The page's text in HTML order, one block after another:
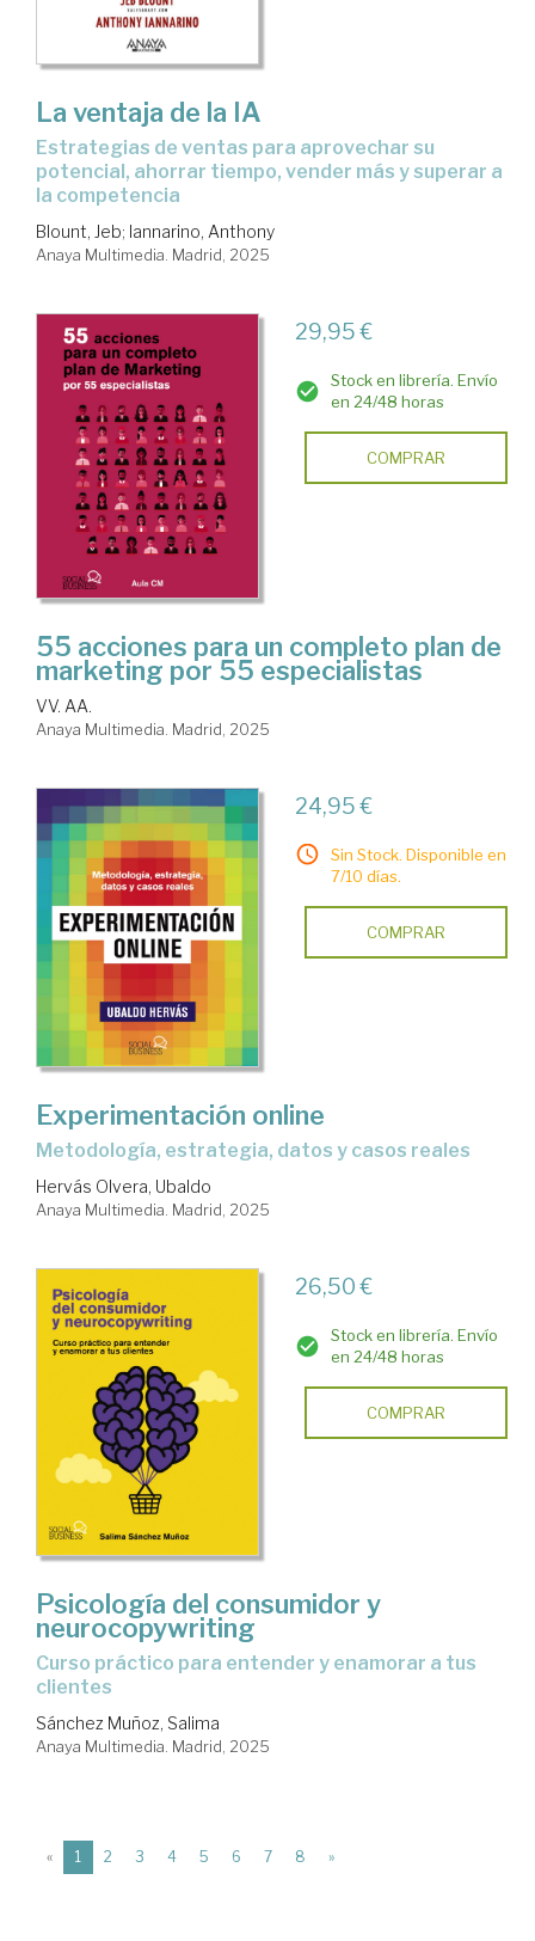
La ventaja de la IA
Estrategias de ventas para aprovechar su
potencial, ahorrar tiempo, vender más y superar a
la competencia
Blount, Jeb; Iannarino, Anthony
Anaya Multimedia. Madrid, 2025
29,95 €
Stock en librería. Envío
en 24/48 horas
COMPRAR
55 acciones para un completo plan de
marketing por 55 especialistas
VV. AA.
Anaya Multimedia. Madrid, 2025
24,95 €
Sin Stock. Disponible en
7/10 días.
COMPRAR
Experimentación online
Metodología, estrategia, datos y casos reales
Hervás Olvera, Ubaldo
Anaya Multimedia. Madrid, 2025
26,50 €
Stock en librería. Envío
en 24/48 horas
COMPRAR
Psicología del consumidor y
neurocopywriting
Curso práctico para entender y enamorar a tus
clientes
Sánchez Muñoz, Salima
Anaya Multimedia. Madrid, 2025
« 1 (current)
2 3 4 5 6 7 8 »